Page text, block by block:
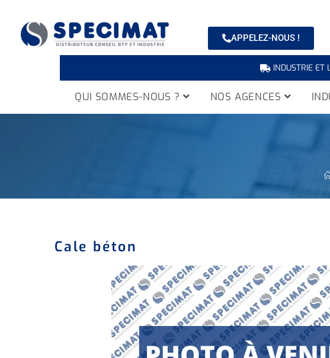
APPELEZ-NOUS !
INDUSTRIE ET
QUI SOMMES-NOUS ? NOS AGENCES
Cale béton